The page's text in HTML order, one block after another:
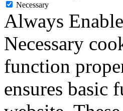
Necessary
Always
Necessary
function
ensures basic